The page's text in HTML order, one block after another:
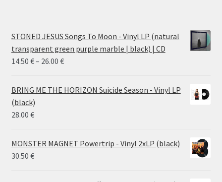
STONED JESUS Songs To Moon - Vinyl LP (natural
transparent green purple marble | black) | CD
14.50 €– 26.00 €Price
14.50 €
BRING ME THE HORIZON Suicide Season - Vinyl LP
(black)
28.00 €
MONSTER MAGNET Powertrip - Vinyl 2xLP (black)
30.50 €